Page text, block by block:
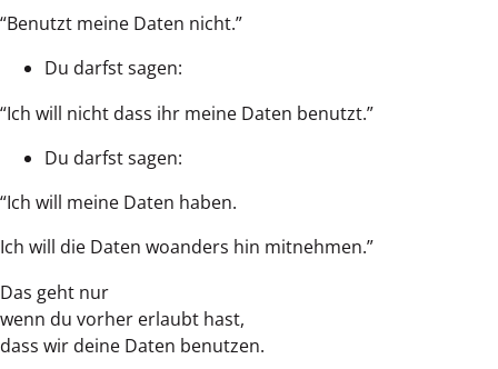
“Benutzt meine Daten nicht.”
Du darfst sagen:
“Ich will nicht dass ihr meine Daten benutzt.”
Du darfst sagen:
“Ich will meine Daten haben.
Ich will die Daten woanders hin mitnehmen.”
Das geht nur
wenn du vorher erlaubt hast,
dass wir deine Daten benutzen.